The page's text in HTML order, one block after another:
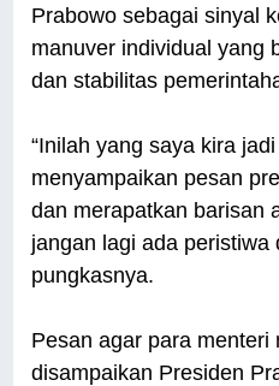
Prabowo sebagai sinyal
manuver individual yang
dan stabilitas
“Inilah yang saya kira
menyampaikan pesan
dan merapatkan barisan
jangan lagi ada peristiwa
pungkasnya.
Pesan agar para menteri
disampaikan Presiden